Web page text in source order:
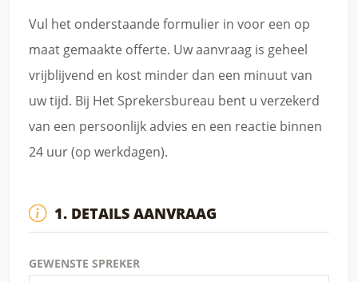
Vul het onderstaande formulier in voor een op
maat gemaakte offerte. Uw aanvraag is geheel
vrijblijvend en kost minder dan een minuut van
uw tijd. Bij Het Sprekersbureau bent u verzekerd
van een persoonlijk advies en een reactie binnen
24 uur (op werkdagen).
1. DETAILS AANVRAAG
GEWENSTE SPREKER